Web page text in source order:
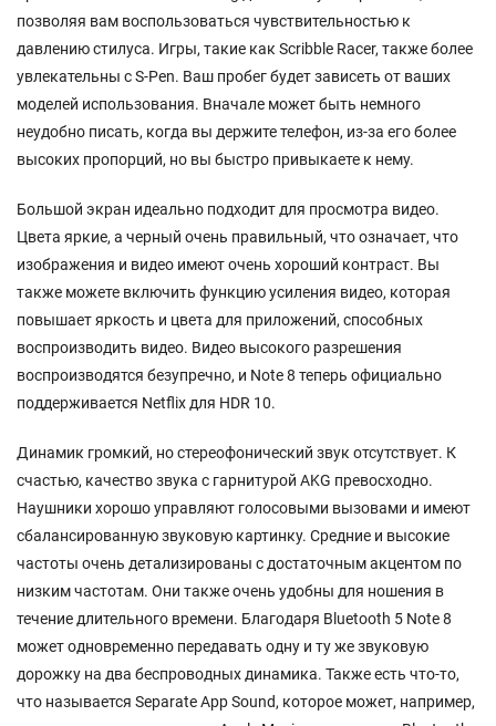
позволяя вам воспользоваться чувствительностью к
давлению стилуса. Игры, такие как Scribble Racer, также более
увлекательны с S-Pen. Ваш пробег будет зависеть от ваших
моделей использования. Вначале может быть немного
неудобно писать, когда вы держите телефон, из-за его более
высоких пропорций, но вы быстро привыкаете к нему.
Большой экран идеально подходит для просмотра видео.
Цвета яркие, а черный очень правильный, что означает, что
изображения и видео имеют очень хороший контраст. Вы
также можете включить функцию усиления видео, которая
повышает яркость и цвета для приложений, способных
воспроизводить видео. Видео высокого разрешения
воспроизводятся безупречно, и Note 8 теперь официально
поддерживается Netflix для HDR 10.
Динамик громкий, но стереофонический звук отсутствует. К
счастью, качество звука с гарнитурой AKG превосходно.
Наушники хорошо управляют голосовыми вызовами и имеют
сбалансированную звуковую картинку. Средние и высокие
частоты очень детализированы с достаточным акцентом по
низким частотам. Они также очень удобны для ношения в
течение длительного времени. Благодаря Bluetooth 5 Note 8
может одновременно передавать одну и ту же звуковую
дорожку на два беспроводных динамика. Также есть что-то,
что называется Separate App Sound, которое может, например,